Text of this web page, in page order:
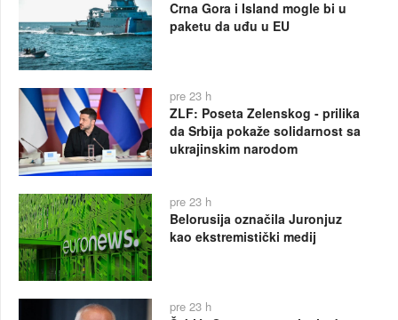
Crna Gora i Island mogle bi u
paketu da uđu u EU
pre 23 h
ZLF: Poseta Zelenskog - prilika
da Srbija pokaže solidarnost sa
ukrajinskim narodom
pre 23 h
Belorusija označila Juronjuz
kao ekstremistički medij
pre 23 h